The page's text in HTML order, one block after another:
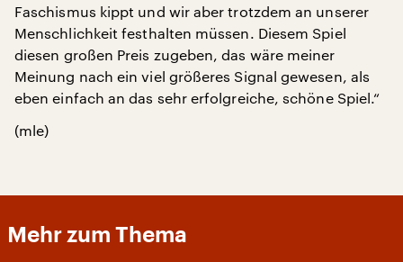
Faschismus kippt und wir aber trotzdem an unserer
Menschlichkeit festhalten müssen. Diesem Spiel
diesen großen Preis zugeben, das wäre meiner
Meinung nach ein viel größeres Signal gewesen, als
eben einfach an das sehr erfolgreiche, schöne Spiel.“
(mle)
Mehr zum Thema